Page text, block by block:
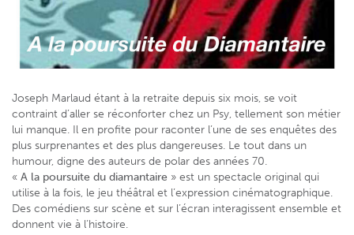
Joseph Marlaud étant à la retraite depuis six mois, se voit
contraint d’aller se réconforter chez un Psy, tellement son métier
lui manque. Il en profite pour raconter l’une de ses enquêtes des
plus surprenantes et des plus dangereuses. Le tout dans un
humour, digne des auteurs de polar des années 70.
« A la poursuite du diamantaire » est un spectacle original qui
utilise à la fois, le jeu théâtral et l’expression cinématographique.
Des comédiens sur scène et sur l’écran interagissent ensemble et
donnent vie à l’histoire.